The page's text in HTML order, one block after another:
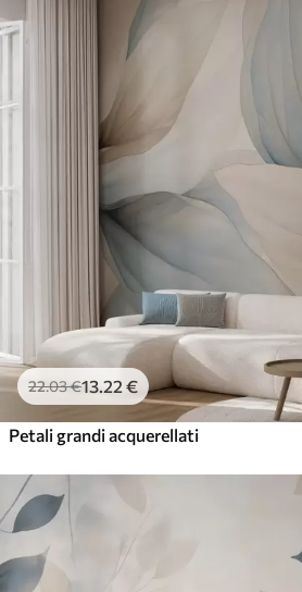
22.03€13.22 €
Petali grandi acquerellati